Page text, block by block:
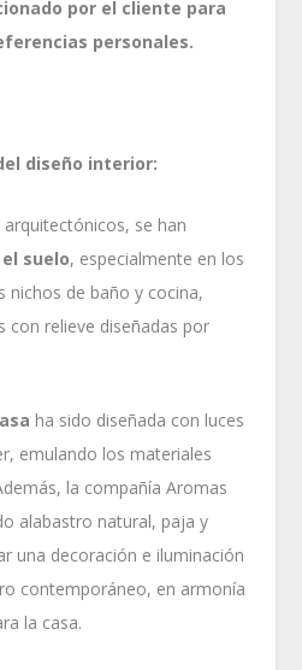
por el cliente para
personales.
diseño interior:
se han
el suelo, especialmente en los
nichos de baño y cocina,
con relieve diseñadas por
ha sido diseñada con luces
emulando los materiales
la compañía Aromas
alabastro natural, paja y
una decoración e iluminación
contemporáneo, en armonía
la casa.